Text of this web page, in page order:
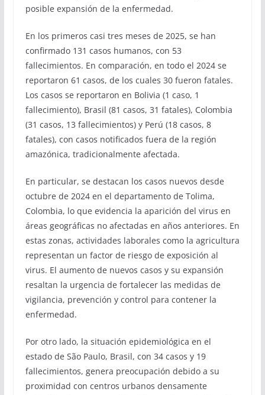
posible expansión de la enfermedad.
En los primeros casi tres meses de 2025, se han
confirmado 131 casos humanos, con 53
fallecimientos. En comparación, en todo el 2024 se
reportaron 61 casos, de los cuales 30 fueron fatales.
Los casos se reportaron en Bolivia (1 caso, 1
fallecimiento), Brasil (81 casos, 31 fatales), Colombia
(31 casos, 13 fallecimientos) y Perú (18 casos, 8
fatales), con casos notificados fuera de la región
amazónica, tradicionalmente afectada.
En particular, se destacan los casos nuevos desde
octubre de 2024 en el departamento de Tolima,
Colombia, lo que evidencia la aparición del virus en
áreas geográficas no afectadas en años anteriores. En
estas zonas, actividades laborales como la agricultura
representan un factor de riesgo de exposición al
virus. El aumento de nuevos casos y su expansión
resaltan la urgencia de fortalecer las medidas de
vigilancia, prevención y control para contener la
enfermedad.
Por otro lado, la situación epidemiológica en el
estado de São Paulo, Brasil, con 34 casos y 19
fallecimientos, genera preocupación debido a su
proximidad con centros urbanos densamente